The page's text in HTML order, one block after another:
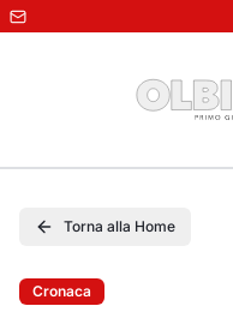
Torna alla Home
Cronaca